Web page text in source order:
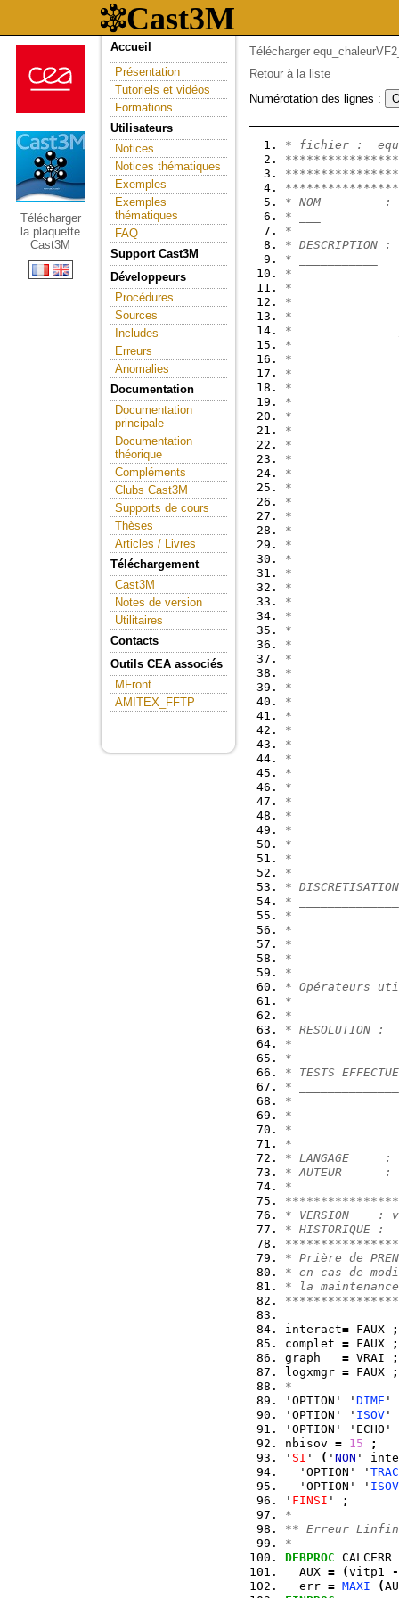
Télécharger
la plaquette
Cast3M
Accueil
Présentation
Tutoriels et vidéos
Formations
Utilisateurs
Notices
Notices thématiques
Exemples
Exemples
thématiques
FAQ
Support Cast3M
Développeurs
Procédures
Sources
Includes
Erreurs
Anomalies
Documentation
Documentation
principale
Documentation
théorique
Compléments
Clubs Cast3M
Supports de cours
Thèses
Articles / Livres
Téléchargement
Cast3M
Notes de version
Utilitaires
Contacts
Outils CEA associés
MFront
AMITEX_FFTP
Télécharger
Retour à la liste
Numérotation des lignes :
* fichier :
* NOM         :
* ___
*
*
* ___________
*
*
*
*
*
*
*
*
*
*
*
*
*
*
*
*
*
*
*
*
*               -
*
*
*
*
*
*
*
*
*
*
*               -
*
*
*
*
*
*
*               -
*
*
*
*
*
* ______________
*
*
*
*
*
* Opérateurs
*
*
* RESOLUTION
* __________
*
* TESTS
*
*
*
*
*
* LANGAGE     :
* AUTEUR      :
*
* VERSION
* HISTORIQUE :
* Prière de
* en cas de
* la
interact= FAUX
;
complet = FAUX
;
graph = VRAI
;
logxmgr = FAUX
;
*
'OPTION' ' DIME '
'OPTION' ' ISOV '
'OPTION' 'ECHO'
nbisov = 15
;
' SI ' ( ' NON '
  'OPTION' '
TRAC
  'OPTION' '
ISOV
' FINSI '
;
*
** Erreur Linfini
*
DEBPROC
  AUX
= (vitp1 -
  err
= MAXI (